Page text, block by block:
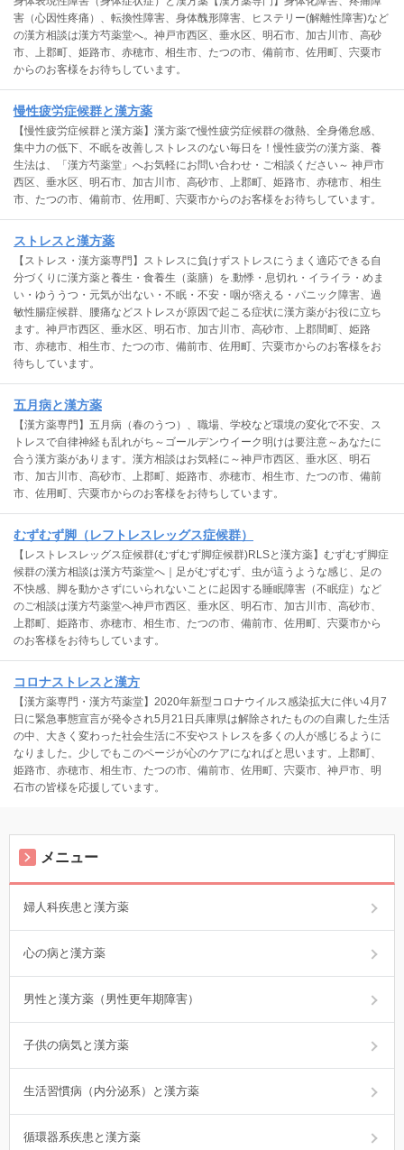
害（心因性疼痛）、転換性障害、身体醜形障害、ヒステリー(解離性障害)など
の漢方相談は漢方芍薬堂へ。神戸市西区、垂水区、明石市、加古川市、高砂
市、上郡町、姫路市、赤穂市、相生市、たつの市、備前市、佐用町、宍粟市
からのお客様をお待ちしています。
慢性疲労症候群と漢方薬
【慢性疲労症候群と漢方薬】漢方薬で慢性疲労症候群の微熱、全身倦怠感、
集中力の低下、不眠を改善しストレスのない毎日を！慢性疲労の漢方薬、養
生法は、「漢方芍薬堂」へお気軽にお問い合わせ・ご相談ください～ 神戸市
西区、垂水区、明石市、加古川市、高砂市、上郡町、姫路市、赤穂市、相生
市、たつの市、備前市、佐用町、宍粟市からのお客様をお待ちしています。
ストレスと漢方薬
【ストレス・漢方薬専門】ストレスに負けずストレスにうまく適応できる自
分づくりに漢方薬と養生・食養生（薬膳）を.動悸・息切れ・イライラ・めま
い・ゆううつ・元気が出ない・不眠・不安・咽が痞える・パニック障害、過
敏性腸症候群、腰痛などストレスが原因で起こる症状に漢方薬がお役に立ち
ます。神戸市西区、垂水区、明石市、加古川市、高砂市、上郡間町、姫路
市、赤穂市、相生市、たつの市、備前市、佐用町、宍粟市からのお客様をお
待ちしています。
五月病と漢方薬
【漢方薬専門】五月病（春のうつ）、職場、学校など環境の変化で不安、ス
トレスで自律神経も乱れがち～ゴールデンウイーク明けは要注意～あなたに
合う漢方薬があります。漢方相談はお気軽に～神戸市西区、垂水区、明石
市、加古川市、高砂市、上郡町、姫路市、赤穂市、相生市、たつの市、備前
市、佐用町、宍粟市からのお客様をお待ちしています。
むずむず脚（レフトレスレッグス症候群）
【レストレスレッグス症候群(むずむず脚症候群)RLSと漢方薬】むずむず脚症
候群の漢方相談は漢方芍薬堂へ｜足がむずむず、虫が這うような感じ、足の
不快感、脚を動かさずにいられないことに起因する睡眠障害（不眠症）など
のご相談は漢方芍薬堂へ神戸市西区、垂水区、明石市、加古川市、高砂市、
上郡町、姫路市、赤穂市、相生市、たつの市、備前市、佐用町、宍粟市から
のお客様をお待ちしています。
コロナストレスと漢方
【漢方薬専門・漢方芍薬堂】2020年新型コロナウイルス感染拡大に伴い4月7
日に緊急事態宣言が発令され5月21日兵庫県は解除されたものの自粛した生活
の中、大きく変わった社会生活に不安やストレスを多くの人が感じるように
なりました。少しでもこのページが心のケアになればと思います。上郡町、
姫路市、赤穂市、相生市、たつの市、備前市、佐用町、宍粟市、神戸市、明
石市の皆様を応援しています。
メニュー
婦人科疾患と漢方薬
心の病と漢方薬
男性と漢方薬（男性更年期障害）
子供の病気と漢方薬
生活習慣病（内分泌系）と漢方薬
循環器系疾患と漢方薬